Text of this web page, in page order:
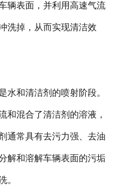
辆表面，并利用高速气流
洗掉，从而实现清洁效
和清洁剂的喷射阶段。
和混合了清洁剂的溶液，
通常具有去污力强、去油
解和溶解车辆表面的污垢
。